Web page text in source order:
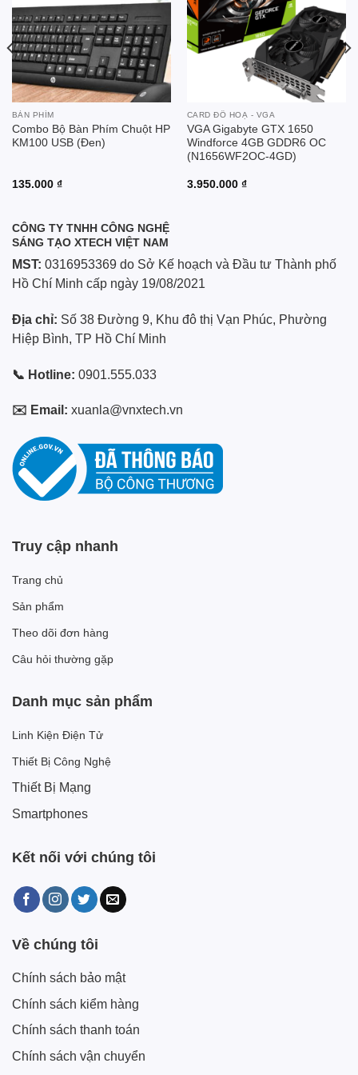
BÀN PHÍM
Combo Bộ Bàn Phím Chuột HP
KM100 USB (Đen)
135.000 ₫
CARD ĐỒ HOẠ - VGA
VGA Gigabyte GTX 1650
Windforce 4GB GDDR6 OC
(N1656WF2OC-4GD)
3.950.000 ₫
CÔNG TY TNHH CÔNG NGHỆ
SÁNG TẠO XTECH VIỆT NAM
MST: 0316953369 do Sở Kế hoạch và Đầu tư Thành phố
Hồ Chí Minh cấp ngày 19/08/2021
Địa chỉ: Số 38 Đường 9, Khu đô thị Vạn Phúc, Phường
Hiệp Bình, TP Hồ Chí Minh
📞 Hotline: 0901.555.033
✉️ Email: xuanla@vnxtech.vn
Truy cập nhanh
Trang chủ
Sản phẩm
Theo dõi đơn hàng
Câu hỏi thường gặp
Danh mục sản phẩm
Linh Kiện Điện Tử
Thiết Bị Công Nghệ
Thiết Bị Mạng
Smartphones
Kết nối với chúng tôi
Về chúng tôi
Chính sách bảo mật
Chính sách kiểm hàng
Chính sách thanh toán
Chính sách vận chuyển